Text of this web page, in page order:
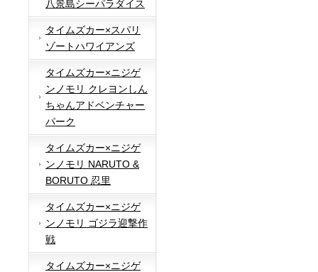
八景島シーパラダイス
タイムズカー×スパリ
ゾートハワイアンズ
タイムズカー×ニジゲ
ンノモリ クレヨンしん
ちゃんアドベンチャー
パーク
タイムズカー×ニジゲ
ンノモリ NARUTO &
BORUTO 忍里
タイムズカー×ニジゲ
ンノモリ ゴジラ迎撃作
戦
タイムズカー×ニジゲ